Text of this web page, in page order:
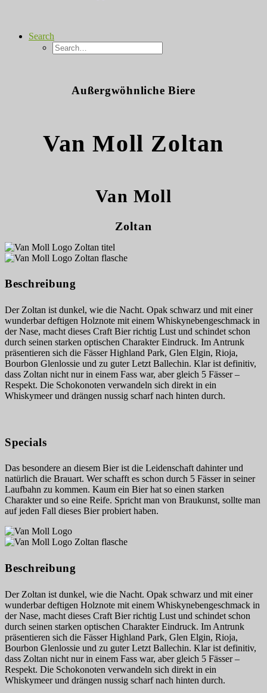
Search
Außergwöhnliche Biere
Van Moll Zoltan
Van Moll
Zoltan
Beschreibung
Der Zoltan ist dunkel, wie die Nacht. Opak schwarz und mit einer
wunderbar deftigen Holznote mit einem Whiskynebengeschmack in
der Nase, macht dieses Craft Bier richtig Lust und schindet schon
durch seinen starken optischen Charakter Eindruck. Im Antrunk
präsentieren sich die Fässer Highland Park, Glen Elgin, Rioja,
Bourbon Glenlossie und zu guter Letzt Ballechin. Klar ist definitiv,
dass Zoltan nicht nur in einem Fass war, aber gleich 5 Fässer –
Respekt. Die Schokonoten verwandeln sich direkt in ein
Whiskymeer und drängen nussig scharf nach hinten durch.
Specials
Das besondere an diesem Bier ist die Leidenschaft dahinter und
natürlich die Brauart. Wer schafft es schon durch 5 Fässer in seiner
Laufbahn zu kommen. Kaum ein Bier hat so einen starken
Charakter und so eine Reife. Spricht man von Braukunst, sollte man
auf jeden Fall dieses Bier probiert haben.
Beschreibung
Der Zoltan ist dunkel, wie die Nacht. Opak schwarz und mit einer
wunderbar deftigen Holznote mit einem Whiskynebengeschmack in
der Nase, macht dieses Craft Bier richtig Lust und schindet schon
durch seinen starken optischen Charakter Eindruck. Im Antrunk
präsentieren sich die Fässer Highland Park, Glen Elgin, Rioja,
Bourbon Glenlossie und zu guter Letzt Ballechin. Klar ist definitiv,
dass Zoltan nicht nur in einem Fass war, aber gleich 5 Fässer –
Respekt. Die Schokonoten verwandeln sich direkt in ein
Whiskymeer und drängen nussig scharf nach hinten durch.